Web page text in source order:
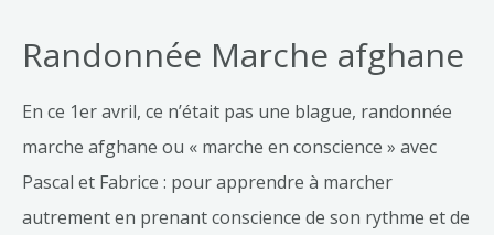
Randonnée Marche afghane
En ce 1er avril, ce n’était pas une blague, randonnée
marche afghane ou « marche en conscience » avec
Pascal et Fabrice : pour apprendre à marcher
autrement en prenant conscience de son rythme et de